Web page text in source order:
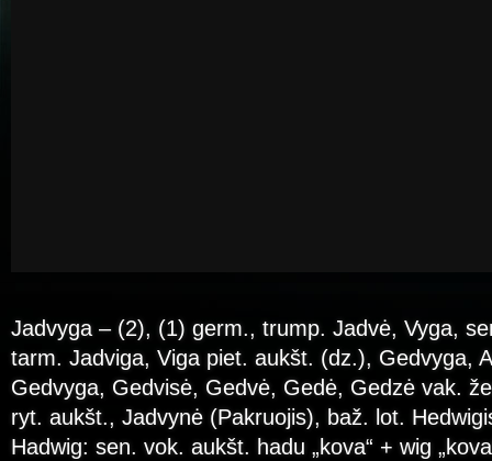
Jadvyga – (2), (1) germ., trump. Jadvė, Vyga,
tarm. Jadviga, Viga piet. aukšt. (dz.), Gedvyga,
Gedvyga, Gedvisė, Gedvė, Gedė, Gedzė vak.
ryt. aukšt., Jadvynė (Pakruojis), baž. lot.
Hadwig: sen. vok. aukšt. hadu „kova“ + wig